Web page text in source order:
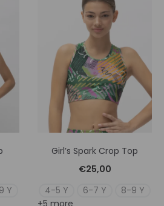
Y
Girl’s Spark Crop Top
€25,00
4-5 Y
6-7 Y
8-9 Y